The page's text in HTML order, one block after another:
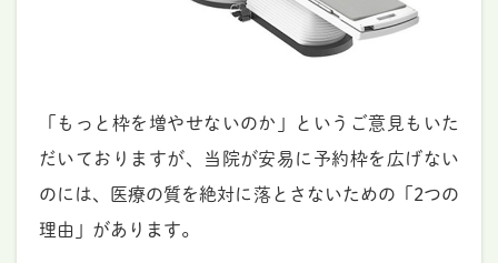
「もっと枠を増やせないのか」というご意見もいた
だいておりますが、当院が安易に予約枠を広げない
のには、医療の質を絶対に落とさないための「2つの
理由」があります。